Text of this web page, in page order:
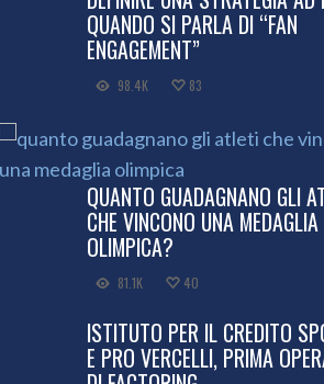
QUANDO SI PARLA DI “FAN
ENGAGEMENT”
98.4K 83
QUANTO GUADAGNANO GLI
CHE VINCONO UNA MEDAGLIA
OLIMPICA?
81.1K 40
ISTITUTO PER IL CREDITO
E PRO VERCELLI, PRIMA